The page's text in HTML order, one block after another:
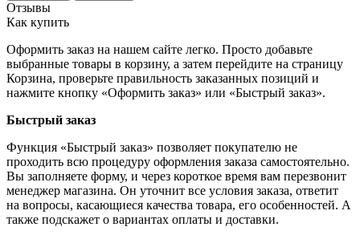
Отзывы
Как купить
Оформить заказ на нашем сайте легко. Просто добавьте
выбранные товары в корзину, а затем перейдите на страницу
Корзина, проверьте правильность заказанных позиций и
нажмите кнопку «Оформить заказ» или «Быстрый заказ».
Быстрый заказ
Функция «Быстрый заказ» позволяет покупателю не
проходить всю процедуру оформления заказа самостоятельно.
Вы заполняете форму, и через короткое время вам перезвонит
менеджер магазина. Он уточнит все условия заказа, ответит
на вопросы, касающиеся качества товара, его особенностей. А
также подскажет о вариантах оплаты и доставки.